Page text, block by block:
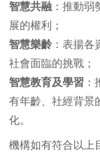
智慧共融 ：推動
展的權利；
智慧樂齡：表揚各
社會面臨的挑戰；
智慧教育及學習
有年齡、社經背景
化。
機構如有符合以上